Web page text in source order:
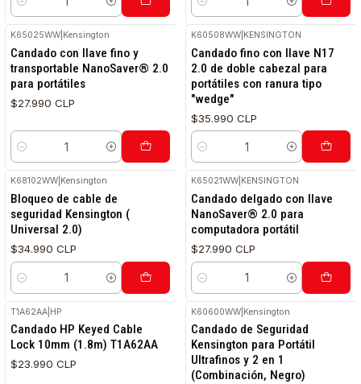
Cantidad Cantidad
K65025WW Kensington
Candado con llave fino y
transportable NanoSaver® 2.0
para portátiles
$27.990 CLP
Cantidad
K60508WW KENSINGTON
Candado fino con llave N17
2.0 de doble cabezal para
portátiles con ranura tipo
"wedge"
$35.990 CLP
Cantidad
K68102WW Kensington
Bloqueo de cable de
seguridad Kensington (
Universal 2.0)
$34.990 CLP
Cantidad
K65021WW KENSINGTON
Candado delgado con llave
NanoSaver® 2.0 para
computadora portátil
$27.990 CLP
Cantidad
T1A62AA HP
Candado HP Keyed Cable
Lock 10mm (1.8m) T1A62AA
$23.990 CLP
K60600WW Kensington
Candado de Seguridad
Kensington para Portátil
Ultrafinos y 2 en 1
(Combinación, Negro)